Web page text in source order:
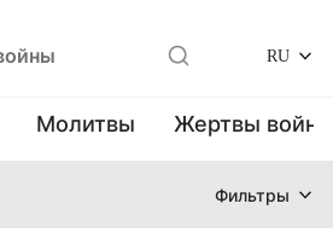
RU
Молитвы Жертвы
Фильтры